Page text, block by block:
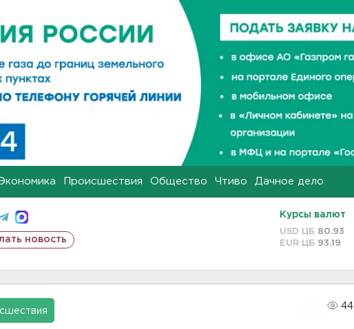
Происшествия Общество Чтиво Дачное дело
новость
Курсы валют
USD ЦБ 80.93
EUR ЦБ 93.19
441